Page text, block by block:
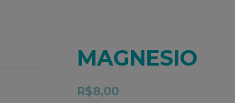
MAGNESIO
R$8,00